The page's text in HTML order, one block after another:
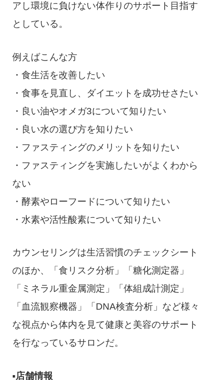
アし環境に負けない体作りのサポート目指す
としている。
例えばこんな方
・食生活を改善したい
・食事を見直し、ダイエットを成功せさたい
・良い油やオメガ3について知りたい
・良い水の選び方を知りたい
・ファスティングのメリットを知りたい
・ファスティングを実施したいがよくわから
ない
・酵素やローフードについて知りたい
・水素や活性酸素について知りたい
カウンセリングは生活習慣のチェックシート
のほか、「食リスク分析」「糖化測定器」
「ミネラル重金属測定」「体組成計測定」
「血流観察機器」「DNA検査分析」など様々
な視点から体内を見て健康と美容のサポート
を行なっているサロンだ。
▪️店舗情報